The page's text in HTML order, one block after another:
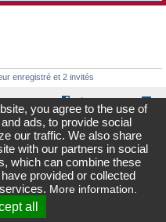
enregistré et 2 invités
L’équipe du forum
du Groupe Fiat - SR-PR
you agree to the use of
ads, to provide social
our traffic. We also share
with our partners in social
which can combine these
provided or collected
More information.
all